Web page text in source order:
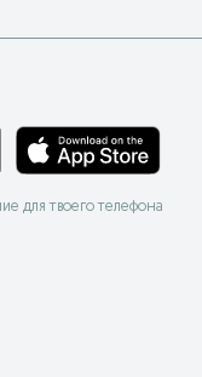
для твоего телефона